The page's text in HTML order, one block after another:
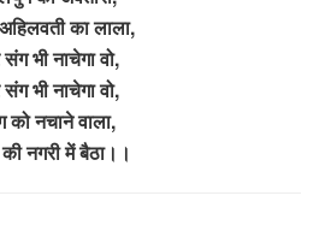
का लाला,
भी नाचेगा वो,
भी नाचेगा वो,
को नचाने वाला,
नगरी में बैठा।।